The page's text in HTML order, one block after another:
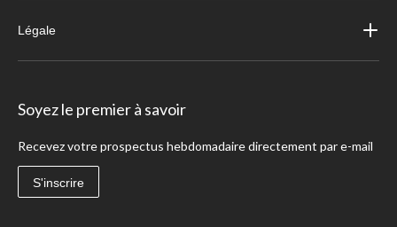
Légale
Soyez le premier à savoir
Recevez votre prospectus hebdomadaire directement par e-mail
S'inscrire